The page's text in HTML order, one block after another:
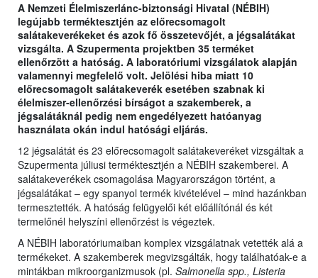
A Nemzeti Élelmiszerlánc-biztonsági Hivatal (NÉBIH)
legújabb terméktesztjén az előrecsomagolt
salátakeverékeket és azok fő összetevőjét, a jégsalátákat
vizsgálta. A Szupermenta projektben 35 terméket
ellenőrzött a hatóság. A laboratóriumi vizsgálatok alapján
valamennyi megfelelő volt. Jelölési hiba miatt 10
előrecsomagolt salátakeverék esetében szabnak ki
élelmiszer-ellenőrzési bírságot a szakemberek, a
jégsalátáknál pedig nem engedélyezett hatóanyag
használata okán indul hatósági eljárás.
12 jégsalátát és 23 előrecsomagolt salátakeveréket vizsgáltak a
Szupermenta júliusi terméktesztjén a NÉBIH szakemberei. A
salátakeverékek csomagolása Magyarországon történt, a
jégsalátákat – egy spanyol termék kivételével – mind hazánkban
termesztették. A hatóság felügyelői két előállítónál és két
termelőnél helyszíni ellenőrzést is végeztek.
A NÉBIH laboratóriumaiban komplex vizsgálatnak vetették alá a
termékeket. A szakemberek megvizsgálták, hogy találhatóak-e a
mintákban mikroorganizmusok (pl. Salmonella spp., Listeria